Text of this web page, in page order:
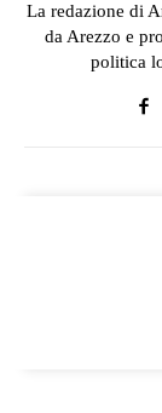
La redazione di
da Arezzo e
politica